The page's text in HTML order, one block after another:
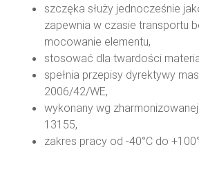
szczęka służy jednocześnie
zapewnia w czasie transportu
mocowanie elementu,
stosować dla twardości
spełnia przepisy dyrektywy
2006/42/WE,
wykonany wg
13155,
zakres pracy od -40°C do